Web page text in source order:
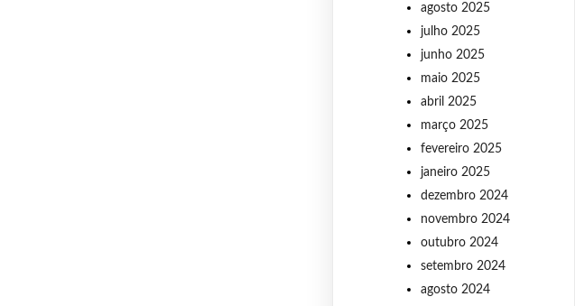
agosto 2025
julho 2025
junho 2025
maio 2025
abril 2025
março 2025
fevereiro 2025
janeiro 2025
dezembro 2024
novembro 2024
outubro 2024
setembro 2024
agosto 2024